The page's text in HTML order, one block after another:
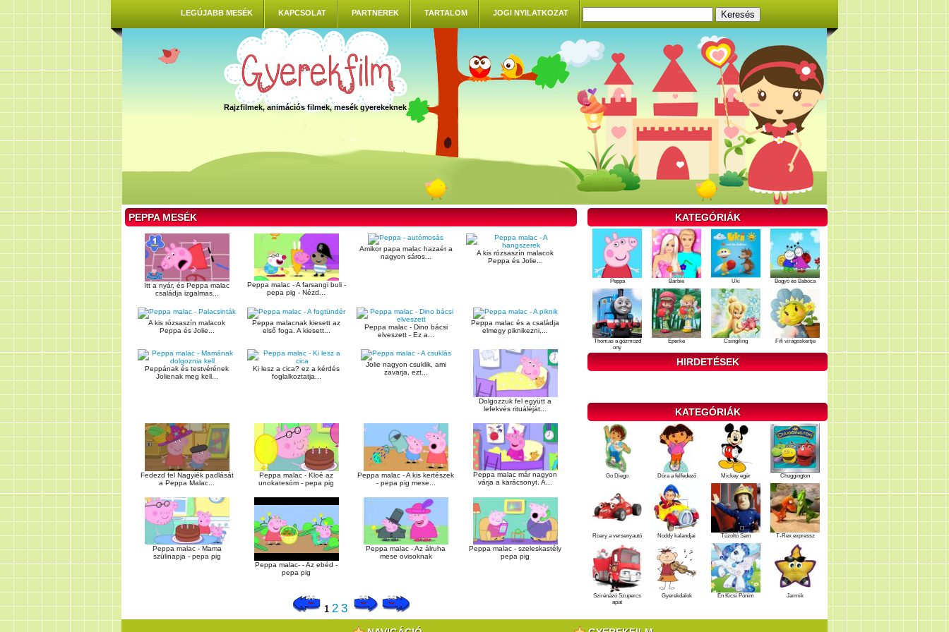
LEGÚJABB MESÉK KAPCSOLAT PARTNEREK TARTALOM JOGI NYILATKOZAT
Rajzfilmek, animációs filmek, mesék gyerekeknek
PEPPA MESÉK
Itt a nyár, és Peppa malac
családja izgalmas...
Peppa malac - A farsangi buli -
pepa pig - Nézd...
Amikor papa malac hazaér a
nagyon sáros...
A kis rózsaszín malacok
Peppa és Jolie...
A kis rózsaszín malacok
Peppa és Jolie...
Peppa malacnak kiesett az
első foga. A kiesett...
Peppa malac - Dino bácsi
elveszett - Ez a...
Peppa malac és a családja
elmegy piknikezni,...
Peppának és testvérének
Jolienak meg kell...
Ki lesz a cica? ez a kérdés
foglalkoztatja...
Jolie nagyon csuklik, ami
zavarja, ezt...
Dolgozzuk fel együtt a
lefekvés rituáléját...
Fedezd fel Nagyiék padlását
a Peppa Malac...
Peppa malac - Kloé az
unokatesóm - pepa pig
Peppa malac - A kis kertészek
- pepa pig mese...
Peppa malac már nagyon
várja a karácsonyt. A...
Peppa malac - Mama
szülinapja - pepa pig
Peppa malac- - Az ebéd -
pepa pig
Peppa malac - Az álruha
mese ovisoknak
Peppa malac - szeleskastély
pepa pig
1 2 3
KATEGÓRIÁK
Peppa Barbie Uki Bogyó és Babóca
Thomas a gőzmozd
ony
Eperke Csingiling Fifi virágoskertje
HIRDETÉSEK
KATEGÓRIÁK
Go Diego Dóra a felfedező Mickey egér Chuggington
Roary a versenyautó Noddy kalandjai Tűzoltó Sam T-Rex expressz
Szirénázó Szupercs
apat
Gyerekdalok Én Kicsi Pónim Jarmik